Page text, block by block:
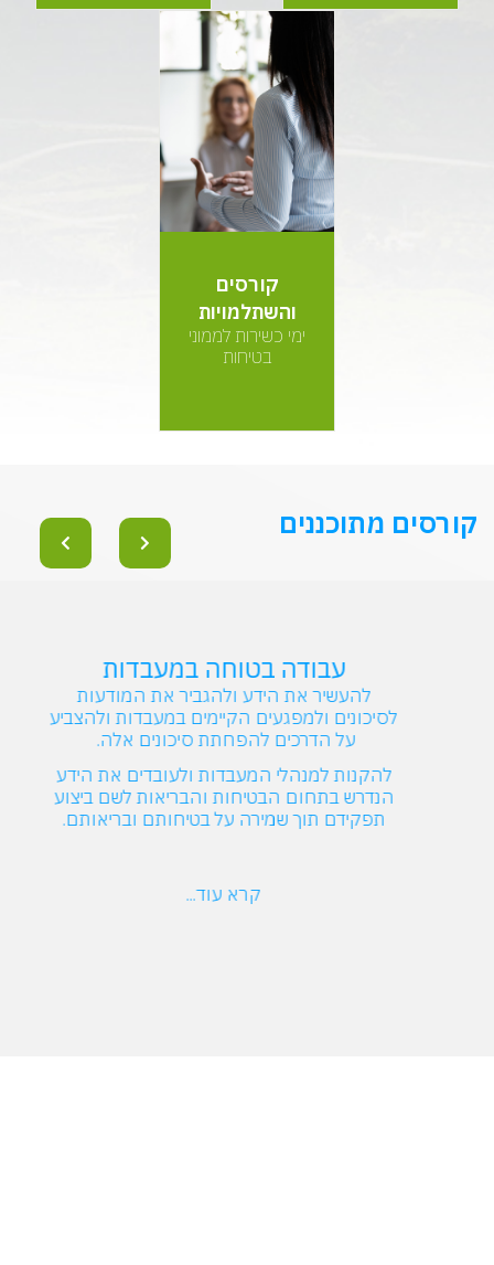
קורסים
והשתלמויות
ימי כשירות לממוני
בטיחות
קורסים מתוכננים
עבודה בטוחה במעבדות
להעשיר את הידע ולהגביר את המודעות
לסיכונים ולמפגעים הקיימים במעבדות ולהצביע
על הדרכים להפחתת סיכונים אלה.
להקנות למנהלי המעבדות ולעובדים את הידע
הנדרש בתחום הבטיחות והבריאות לשם ביצוע
תפקידם תוך שמירה על בטיחותם ובריאותם.
קרא עוד...